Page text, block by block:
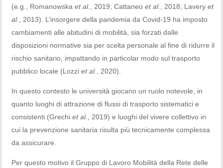
(e.g., Romanowskaet al. , 2019; Cattaneoet al. , 2018; Laveryet
al.
, 2013). L’insorgere della pandemia da Covid-19 ha imposto
cambiamenti alle abitudini di mobilità, sia forzati dalle
disposizioni normative sia per scelta personale al fine di ridurre il
rischio sanitario, impattando in particolar modo sul trasporto
pubblico locale (Lozziet al. , 2020).
In questo contesto le università giocano un ruolo notevole, in
quanto luoghi di attrazione di flussi di trasporto sistematici e
consistenti (Grechiet al.
, 2019) e luoghi del vivere collettivo in
cui la prevenzione sanitaria risulta più tecnicamente complessa
da assicurare.
Per questo motivo il Gruppo di Lavoro Mobilità della Rete delle